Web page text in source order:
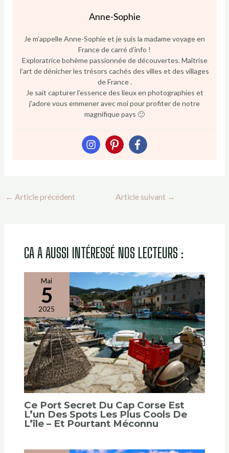
Anne-Sophie
Je m’appelle Anne-Sophie et je suis la madame voyage en
France de carré d’info !
Exploratrice bohème passionnée de découvertes. Maîtrise
l’art de dénicher les trésors cachés des villes et des villages
de France .
Je sait capturer l’essence des lieux en photographies et
j’adore vous emmener avec moi pour profiter de notre
magnifique pays 🙂
← Article précédent Article suivant →
CA A AUSSI INTÉRESSÉ NOS LECTEURS :
Mai
5
2025
Ce Port Secret Du Cap Corse Est
L’un Des Spots Les Plus Cools De
L’île – Et Pourtant Méconnu